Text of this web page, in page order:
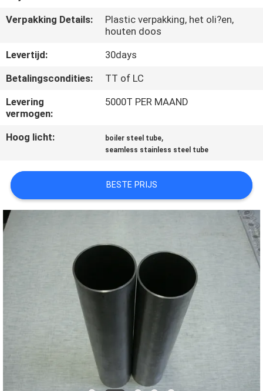
KWALITEITSCONTROLE
CONTACTEER
ONS
VERZOEK
EEN
CITAAT
SITEMAP
PRIVACYBELEID
Verpakking Details:
Plastic verpakking, het oli?en,
houten doos
Levertijd:
30days
Betalingscondities:
TT of LC
Levering
vermogen:
5000T PER MAAND
Hoog licht: boiler steel tube,
seamless stainless steel tube
BESTE PRIJS